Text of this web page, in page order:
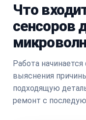
Что
сенсоров
Работа
выяснения
подходящую
ремонт с